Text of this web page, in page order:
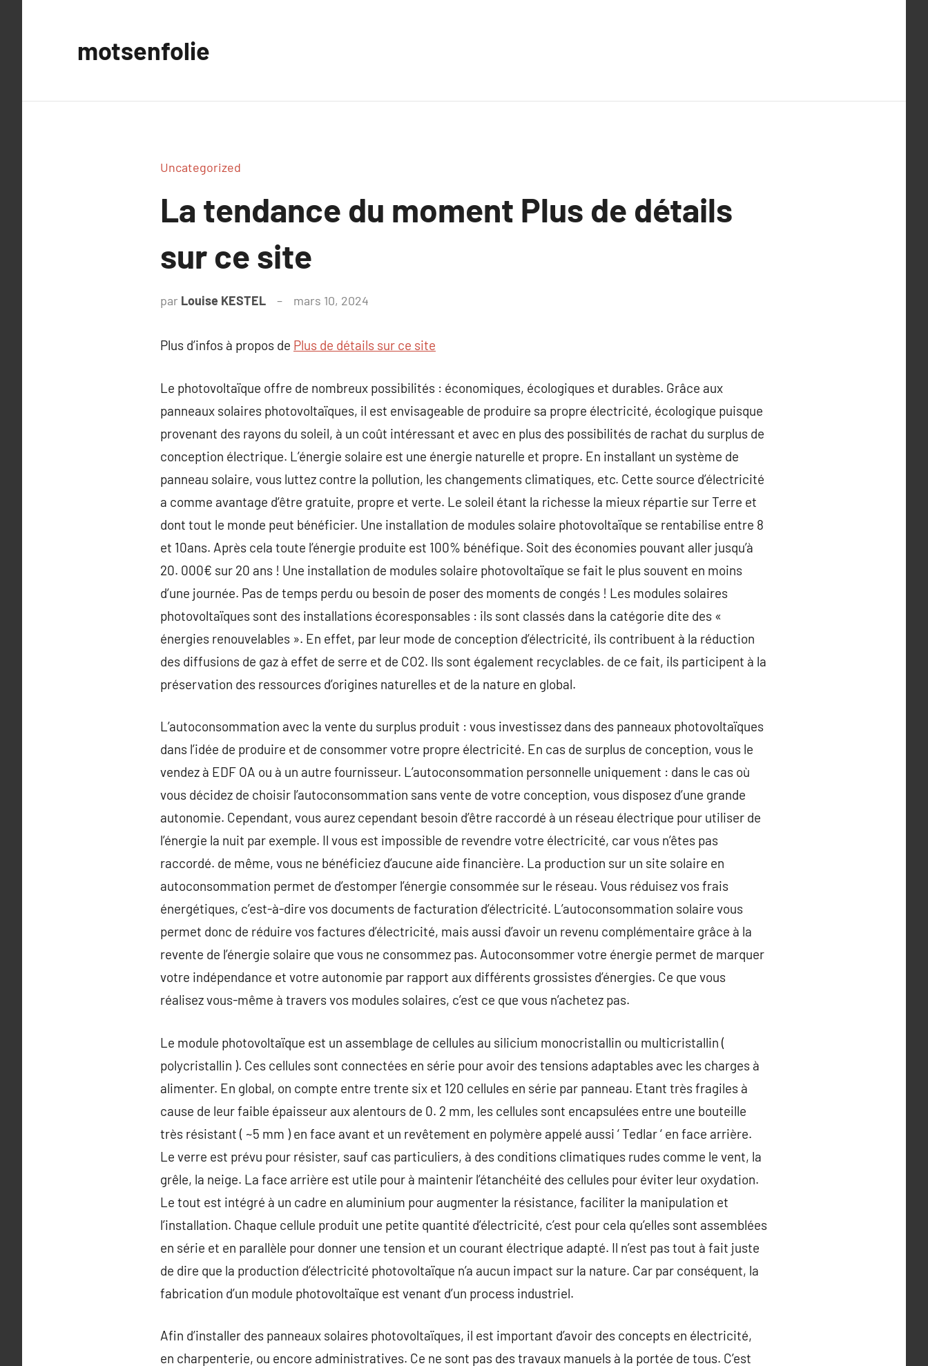
motsenfolie
Uncategorized
La tendance du moment Plus de détails
sur ce site
par Louise KESTEL mars 10, 2024
Plus d’infos à propos de Plus de détails sur ce site
Le photovoltaïque offre de nombreux possibilités : économiques, écologiques et durables. Grâce aux
panneaux solaires photovoltaïques, il est envisageable de produire sa propre électricité, écologique puisque
provenant des rayons du soleil, à un coût intéressant et avec en plus des possibilités de rachat du surplus de
conception électrique. L’énergie solaire est une énergie naturelle et propre. En installant un système de
panneau solaire, vous luttez contre la pollution, les changements climatiques, etc. Cette source d’électricité
a comme avantage d’être gratuite, propre et verte. Le soleil étant la richesse la mieux répartie sur Terre et
dont tout le monde peut bénéficier. Une installation de modules solaire photovoltaïque se rentabilise entre 8
et 10ans. Après cela toute l’énergie produite est 100% bénéfique. Soit des économies pouvant aller jusqu’à
20. 000€ sur 20 ans ! Une installation de modules solaire photovoltaïque se fait le plus souvent en moins
d’une journée. Pas de temps perdu ou besoin de poser des moments de congés ! Les modules solaires
photovoltaïques sont des installations écoresponsables : ils sont classés dans la catégorie dite des «
énergies renouvelables ». En effet, par leur mode de conception d’électricité, ils contribuent à la réduction
des diffusions de gaz à effet de serre et de CO2. Ils sont également recyclables. de ce fait, ils participent à la
préservation des ressources d’origines naturelles et de la nature en global.
L’autoconsommation avec la vente du surplus produit : vous investissez dans des panneaux photovoltaïques
dans l’idée de produire et de consommer votre propre électricité. En cas de surplus de conception, vous le
vendez à EDF OA ou à un autre fournisseur. L’autoconsommation personnelle uniquement : dans le cas où
vous décidez de choisir l’autoconsommation sans vente de votre conception, vous disposez d’une grande
autonomie. Cependant, vous aurez cependant besoin d’être raccordé à un réseau électrique pour utiliser de
l’énergie la nuit par exemple. Il vous est impossible de revendre votre électricité, car vous n’êtes pas
raccordé. de même, vous ne bénéficiez d’aucune aide financière. La production sur un site solaire en
autoconsommation permet de d’estomper l’énergie consommée sur le réseau. Vous réduisez vos frais
énergétiques, c’est-à-dire vos documents de facturation d’électricité. L’autoconsommation solaire vous
permet donc de réduire vos factures d’électricité, mais aussi d’avoir un revenu complémentaire grâce à la
revente de l’énergie solaire que vous ne consommez pas. Autoconsommer votre énergie permet de marquer
votre indépendance et votre autonomie par rapport aux différents grossistes d’énergies. Ce que vous
réalisez vous-même à travers vos modules solaires, c’est ce que vous n’achetez pas.
Le module photovoltaïque est un assemblage de cellules au silicium monocristallin ou multicristallin (
polycristallin ). Ces cellules sont connectées en série pour avoir des tensions adaptables avec les charges à
alimenter. En global, on compte entre trente six et 120 cellules en série par panneau. Etant très fragiles à
cause de leur faible épaisseur aux alentours de 0. 2 mm, les cellules sont encapsulées entre une bouteille
très résistant ( ~5 mm ) en face avant et un revêtement en polymère appelé aussi ‘ Tedlar ‘ en face arrière.
Le verre est prévu pour résister, sauf cas particuliers, à des conditions climatiques rudes comme le vent, la
grêle, la neige. La face arrière est utile pour à maintenir l’étanchéité des cellules pour éviter leur oxydation.
Le tout est intégré à un cadre en aluminium pour augmenter la résistance, faciliter la manipulation et
l’installation. Chaque cellule produit une petite quantité d’électricité, c’est pour cela qu’elles sont assemblées
en série et en parallèle pour donner une tension et un courant électrique adapté. Il n’est pas tout à fait juste
de dire que la production d’électricité photovoltaïque n’a aucun impact sur la nature. Car par conséquent, la
fabrication d’un module photovoltaïque est venant d’un process industriel.
Afin d’installer des panneaux solaires photovoltaïques, il est important d’avoir des concepts en électricité,
en charpenterie, ou encore administratives. Ce ne sont pas des travaux manuels à la portée de tous. C’est